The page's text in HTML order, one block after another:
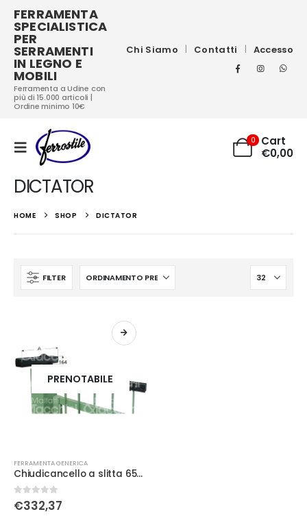
FERRAMENTA
SPECIALISTICA
PER
SERRAMENTI
IN LEGNO E
MOBILI
Ferramenta a Udine con
più di 15.000 articoli |
Ordine minimo 10€
Chi Siamo Contatti Accesso
0
Cart
€0,00
DICTATOR
HOME SHOP DICTATOR
FILTER
PRENOTABILE
FERRAMENTA GENERICA
Chiudicancello a slitta 650C
0Su 5
€332,37